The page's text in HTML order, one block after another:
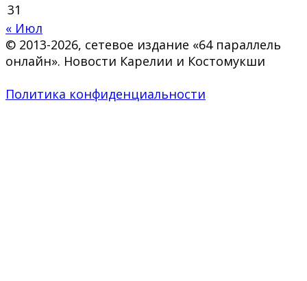
31
« Июл
© 2013-2026, сетевое издание «64 параллель
онлайн». Новости Карелии и Костомукши
Политика конфиденциальности